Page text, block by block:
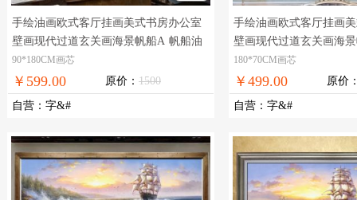
手绘油画欧式客厅挂画美式书房办公室
壁画现代过道玄关画海景帆船A 帆船油
画，实物拍摄，现货图片，在线支付，
全国免邮
90*180CM画芯
￥599.00 原价： 1500
自营 ： 字&#
手绘油画欧式客厅挂画
壁画现代过道玄关画海
船，现货图片，在线支
180*70CM画芯
￥499.00 原价
自营 ： 字&#